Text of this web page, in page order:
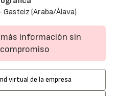
Gasteiz (Araba/Álava)
información sin
compromiso
virtual de la empresa